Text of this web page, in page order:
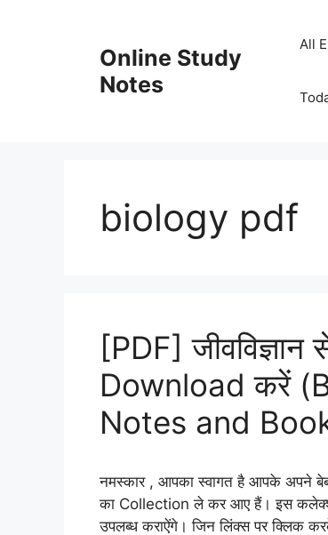
Online Study
Notes
All
biology pdf
[PDF]
Download करें
Notes and
नमस्कार , आपका स्वागत है आपके अपने
का Collection ले कर आए हैं। इस
उपलब्ध कराऐंगे। जिन लिंक्स पर क्लिक